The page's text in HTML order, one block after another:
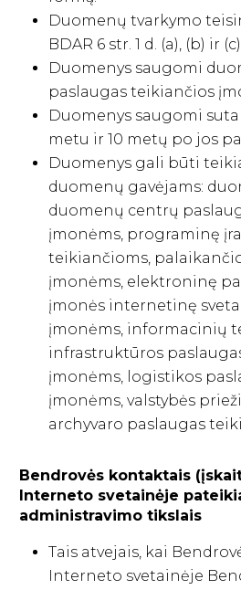
Duomenų tvarkymo
BDAR 6 str. 1 d. (a), (b) ir
Duomenys saugomi
paslaugas teikiančios
Duomenys saugomi
metu ir 10 metų po jos
Duomenys gali būti
duomenų gavėjams:
duomenų centrų
įmonėms, programinę
teikiančioms,
įmonėms, elektroninę
įmonės internetinę
įmonėms, informacinių
infrastruktūros
įmonėms, logistikos
įmonėms, valstybės
archyvaro paslaugas
Bendrovės kontaktais
Interneto svetainėje
administravimo tikslais
Tais atvejais, kai
Interneto svetainėje